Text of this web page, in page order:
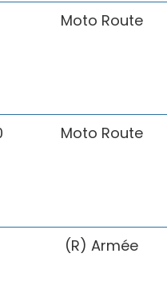
Moto Route
Moto Route
(R) Armée